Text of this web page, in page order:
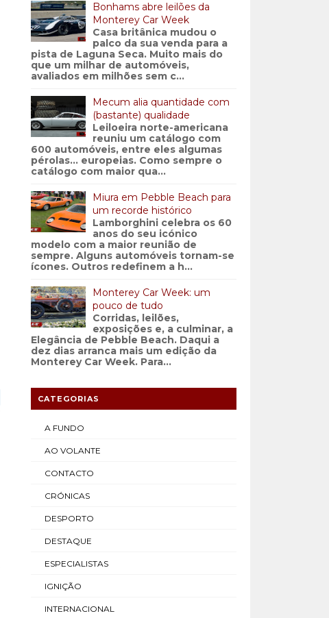
Bonhams abre leilões da
Monterey Car Week
Casa britânica mudou o
palco da sua venda para a
pista de Laguna Seca. Muito mais do
que um milhar de automóveis,
avaliados em milhões sem c...
Mecum alia quantidade com
(bastante) qualidade
Leiloeira norte-americana
reuniu um catálogo com
600 automóveis, entre eles algumas
pérolas… europeias. Como sempre o
catálogo com maior qua...
Miura em Pebble Beach para
um recorde histórico
Lamborghini celebra os 60
anos do seu icónico
modelo com a maior reunião de
sempre. Alguns automóveis tornam-se
ícones. Outros redefinem a h...
Monterey Car Week: um
pouco de tudo
Corridas, leilões,
exposições e, a culminar, a
Elegância de Pebble Beach. Daqui a
dez dias arranca mais um edição da
Monterey Car Week. Para...
CATEGORIAS
A FUNDO
AO VOLANTE
CONTACTO
CRÓNICAS
DESPORTO
DESTAQUE
ESPECIALISTAS
IGNIÇÃO
INTERNACIONAL